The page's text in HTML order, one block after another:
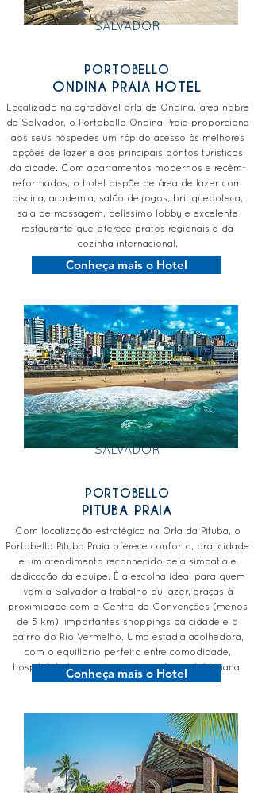
SALVADOR
PORTOBELLO
ONDINA PRAIA HOTEL
Localizado na agradável orla de Ondina, área nobre
de Salvador, o Portobello Ondina Praia proporciona
aos seus hóspedes um rápido acesso às melhores
opções de lazer e aos principais pontos turísticos
da cidade. Com apartamentos modernos e recém-
reformados, o hotel dispõe de área de lazer com
piscina, academia, salão de jogos, brinquedoteca,
sala de massagem, belíssimo lobby e excelente
restaurante que oferece pratos regionais e da
cozinha internacional.
Conheça mais o Hotel
SALVADOR
PORTOBELLO
PITUBA PRAIA
Com localização estratégica na Orla da Pituba, o
Portobello Pituba Praia oferece conforto, praticidade
e um atendimento reconhecido pela simpatia e
dedicação da equipe. É a escolha ideal para quem
vem a Salvador a trabalho ou lazer, graças à
proximidade com o Centro de Convenções (menos
de 5 km), importantes shoppings da cidade e o
bairro do Rio Vermelho. Uma estadia acolhedora,
com o equilíbrio perfeito entre comodidade,
hospitalidade e a energia única da capital baiana.
Conheça mais o Hotel